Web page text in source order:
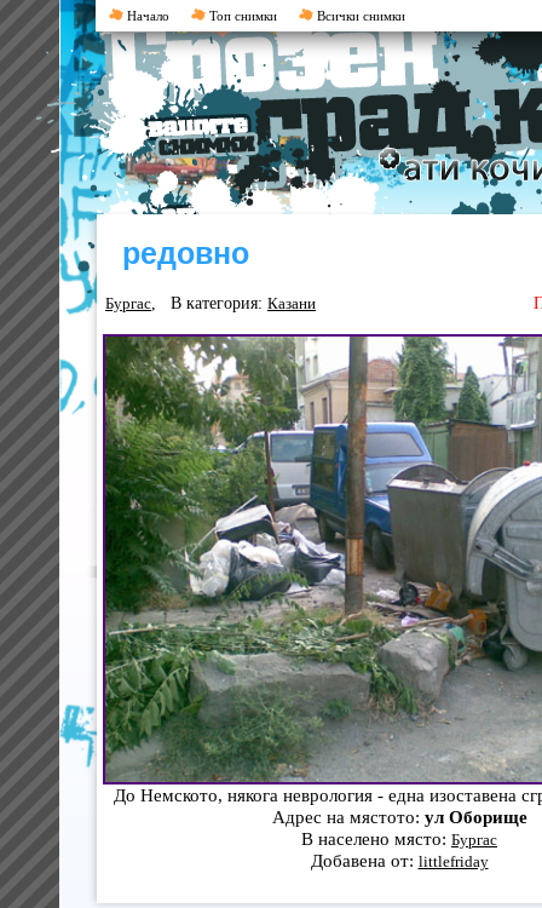
Начало Топ снимки Всички снимки
редовно
Бургас , В категория: Казани
До Немското, някога неврология - една изоставена
Адрес на мястото: ул Оборище
В населено място: Бургас
Добавена от: littlefriday